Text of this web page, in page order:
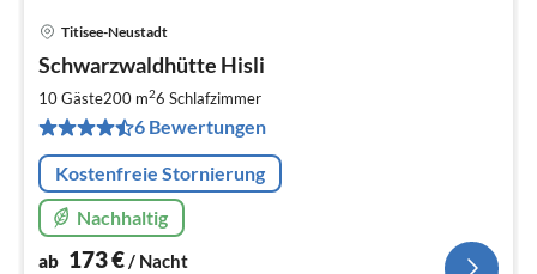
Titisee-Neustadt
Schwarzwaldhütte Hisli
10 Gäste200 m26 Schlafzimmer
6 Bewertungen
Kostenfreie Stornierung
Nachhaltig
ab 173€/ Nacht